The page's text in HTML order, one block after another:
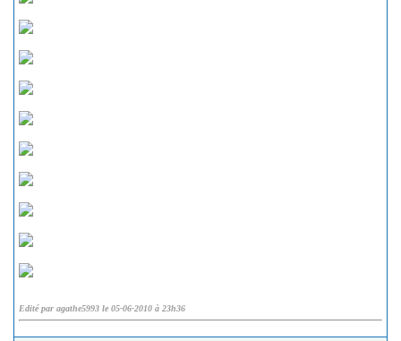
Edité par agathe5993 le 05-06-2010 à 23h36